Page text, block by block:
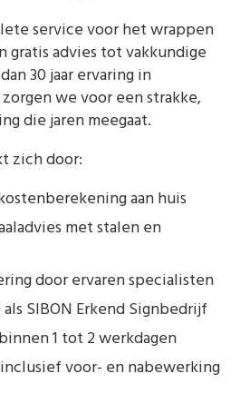
service voor het wrappen
gratis advies tot vakkundige
30 jaar ervaring in
we voor een strakke,
die jaren meegaat.
zich door:
aan huis
met stalen en
door ervaren specialisten
SIBON Erkend Signbedrijf
1 tot 2 werkdagen
voor- en nabewerking